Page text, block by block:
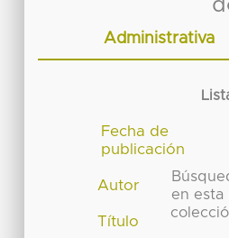
Administrativa
Fecha de
publicación
Autor
Título
en esta